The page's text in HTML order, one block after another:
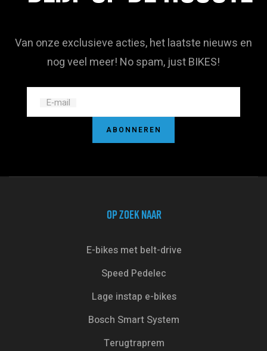
Van onze exclusieve acties, het laatste nieuws en
nog veel meer! No spam, just BIKES!
E‑mail
ABONNEREN
OP ZOEK NAAR
E-bikes met belt-drive
Speed Pedelec
Lage instap e-bikes
Bosch Smart System
Terugtraprem